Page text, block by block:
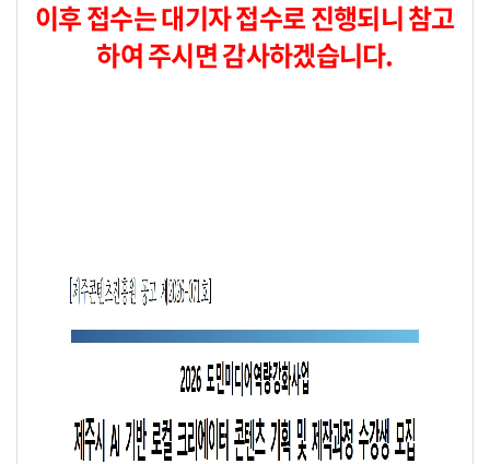
이후 접수는 대기자 접수로 진행되니 참고
하여 주시면 감사하겠습니다.